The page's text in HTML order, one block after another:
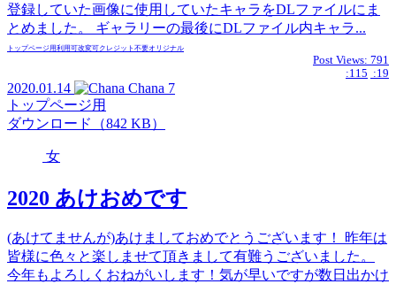
登録していた画像に使用していたキャラをDLファイルにま
とめました。 ギャラリーの最後にDLファイル内キャラ...
トップページ用利用可改変可クレジット不要オリジナル
Post Views: 791
:115 :19
2020.01.14 Chana 7
トップページ用
ダウンロード（842 KB）
女
2020 あけおめです
(あけてませんが)あけましておめでとうございます！ 昨年は
皆様に色々と楽しませて頂きまして有難うございました。
今年もよろしくおねがいします！気が早いですが数日出かけ